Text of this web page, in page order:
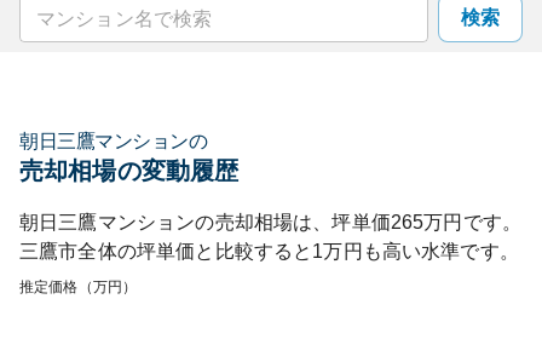
検索
朝日三鷹マンションの
売却相場の変動履歴
朝日三鷹マンションの売却相場は、坪単価265万円です。
三鷹市全体の坪単価と比較すると 1万円も高い水準です。
推定価格（万円）